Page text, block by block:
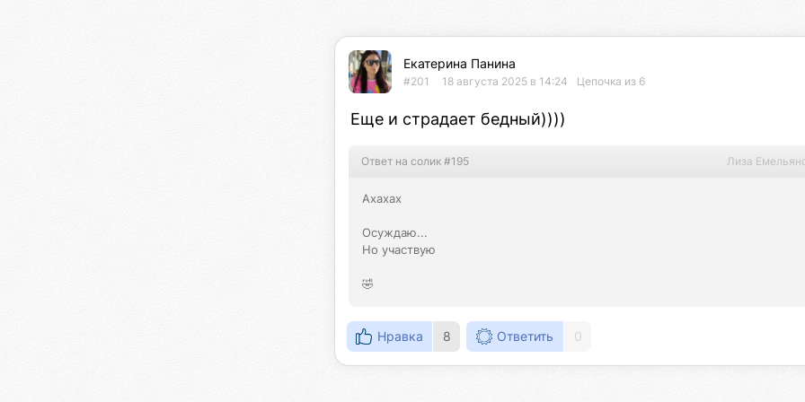
Екатерина Панина
#201 18 августа 2025 в 14:24 Цепочка из 6
Еще и страдает бедный))))
Ответ на солик #195 Лиза
Ахахах
Осуждаю...
Но участвую
🤣
Нравка 8 Ответить 0